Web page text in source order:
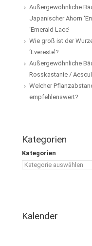
Außergewöhnliche
Japanischer Ahorn
‘Emerald Lace’
Wie groß ist der
‘Evereste’?
Außergewöhnliche
Rosskastanie /
Welcher
empfehlenswert?
Kategorien
Kategorien
Kalender